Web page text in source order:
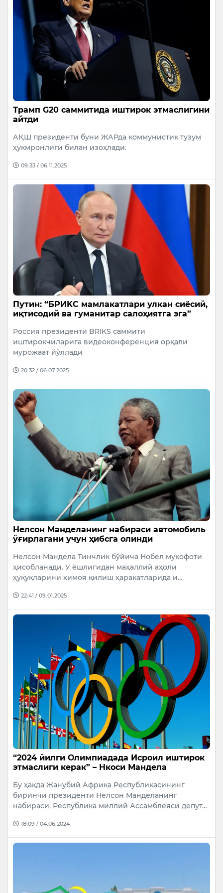
Трамп G20 саммитида иштирок этмаслигини
айтди
АҚШ президенти буни ЖАРда коммунистик тузум
ҳукмронлиги билан изоҳлади.
09:33 / 06.11.2025
Путин: “БРИKС мамлакатлари улкан сиёсий,
иқтисодий ва гуманитар салоҳиятга эга”
Россия президенти BRIKS саммити
иштирокчиларига видеоконференция орқали
мурожаат йўллади
20:32 / 06.07.2025
Нелсон Манделанинг набираси автомобиль
ўғирлагани учун ҳибсга олинди
Нелсон Мандела Тинчлик бўйича Нобел мукофоти
ҳисобланади. У ёшлигидан маҳаллий аҳоли
ҳуқуқларини ҳимоя қилиш ҳаракатларида и…
22:41 / 09.01.2025
“2024 йилги Олимпиадада Исроил иштирок
этмаслиги керак” – Нкоси Мандела
Бу ҳақда Жанубий Африка Республикасининг
биринчи президенти Нелсон Манделанинг
набираси, Республика миллий Ассамблеяси депут…
18:09 / 04.06.2024